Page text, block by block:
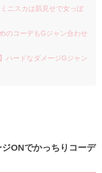
ニスカは肌見せで女っぽ
のコーデもGジャン合わせ
ハードなダメージGジャン
ジONでかっちりコーデ